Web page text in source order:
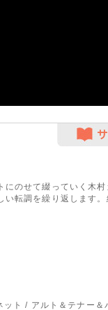
のせて綴っていく木村
い転調を繰り返します
ト / アルト＆テナー＆